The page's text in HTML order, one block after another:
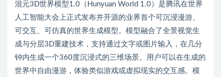
混元3D世界模型1.0（Hunyuan World 1.0）是腾讯在世界
人工智能大会上正式发布并开源的业界首个可沉浸漫游、
可交互、可仿真的世界生成模型。模型融合了全景视觉生
成与分层3D重建技术，支持通过文字或图片输入，在几分
钟内生成一个360度沉浸式的三维场景。用户可以在生成的
世界中自由漫游，体验类似游戏或虚拟现实的交互感。模